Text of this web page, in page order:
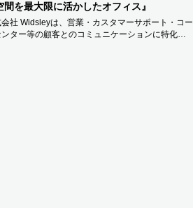
間を最大限に活かしたオフィス』
社 Widsleyは、営業・カスタマーサポート・コー
ンター等の顧客とのコミュニケーションに特化…